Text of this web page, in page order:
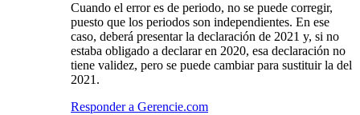
Cuando el error es de periodo, no se puede corregir,
puesto que los periodos son independientes. En ese
caso, deberá presentar la declaración de 2021 y, si no
estaba obligado a declarar en 2020, esa declaración no
tiene validez, pero se puede cambiar para sustituir la del
2021.
Responder a Gerencie.com